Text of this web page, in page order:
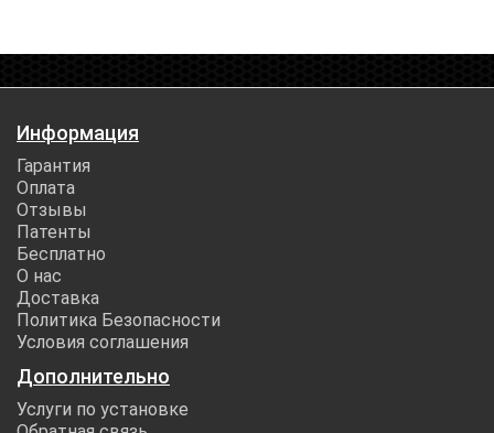
Информация
Гарантия
Оплата
Отзывы
Патенты
Бесплатно
О нас
Доставка
Политика Безопасности
Условия соглашения
Дополнительно
Услуги по установке